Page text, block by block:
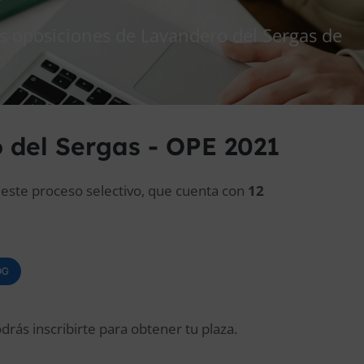
de Lavandero del Sergas de
Sergas - OPE 2021
proceso selectivo, que cuenta con 12
inscribirte para obtener tu plaza.